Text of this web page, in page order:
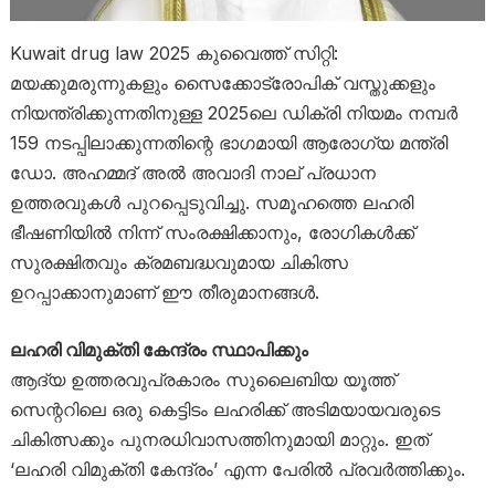
Kuwait drug law 2025 കുവൈത്ത് സിറ്റി:
മയക്കുമരുന്നുകളും സൈക്കോട്രോപിക് വസ്തുക്കളും
നിയന്ത്രിക്കുന്നതിനുള്ള 2025ലെ ഡിക്രി നിയമം നമ്പർ
159 നടപ്പിലാക്കുന്നതിന്റെ ഭാഗമായി ആരോഗ്യ മന്ത്രി
ഡോ. അഹമ്മദ് അൽ അവാദി നാല് പ്രധാന
ഉത്തരവുകൾ പുറപ്പെടുവിച്ചു. സമൂഹത്തെ ലഹരി
ഭീഷണിയിൽ നിന്ന് സംരക്ഷിക്കാനും, രോഗികൾക്ക്
സുരക്ഷിതവും ക്രമബദ്ധവുമായ ചികിത്സ
ഉറപ്പാക്കാനുമാണ് ഈ തീരുമാനങ്ങൾ.
ലഹരി വിമുക്തി കേന്ദ്രം സ്ഥാപിക്കും
ആദ്യ ഉത്തരവുപ്രകാരം സുലൈബിയ യൂത്ത്
സെന്ററിലെ ഒരു കെട്ടിടം ലഹരിക്ക് അടിമയായവരുടെ
ചികിത്സക്കും പുനരധിവാസത്തിനുമായി മാറ്റും. ഇത്
‘ലഹരി വിമുക്തി കേന്ദ്രം’ എന്ന പേരിൽ പ്രവർത്തിക്കും.